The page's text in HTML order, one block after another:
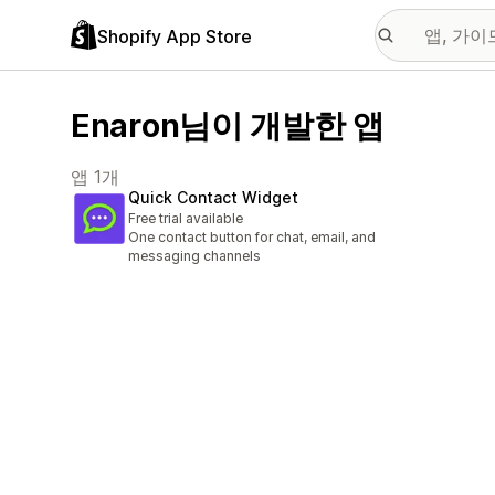
Shopify App Store
Enaron님이 개발한 앱
앱 1개
Quick Contact Widget
Free trial available
One contact button for chat, email, and
messaging channels